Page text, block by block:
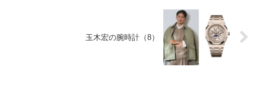
玉木宏の腕時計（8）